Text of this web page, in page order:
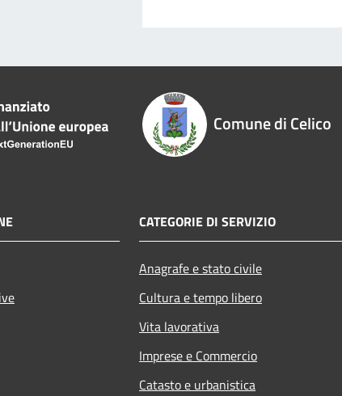
Comune di Celico
CATEGORIE DI SERVIZIO
Anagrafe e stato civile
Cultura e tempo libero
Vita lavorativa
Imprese e Commercio
Catasto e urbanistica